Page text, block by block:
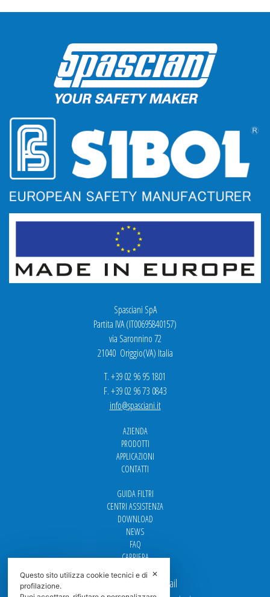
Spasciani SpA
Partita IVA (IT00695840157)
via Saronnino 72
21040 Origgio(VA) Italia
T. +39 02 96 95 1801
F. +39 02 96 73 0843
info@spasciani.it
AZIENDA
PRODOTTI
APPLICAZIONI
CONTATTI
GUIDA FILTRI
CENTRI ASSISTENZA
DOWNLOAD
NEWS
FAQ
CARRIERA
Per contattarci via email
✕
Questo sito utilizza cookie tecnici e di
profilazione.